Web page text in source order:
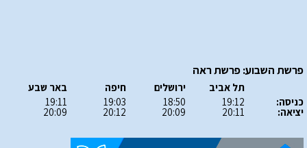
פרשת השבוע: פרשת ראה
כניסה:
יציאה:
תל אביב
19:12
20:11
ירושלים
18:50
20:09
חיפה
19:03
20:12
באר שבע
19:11
20:09